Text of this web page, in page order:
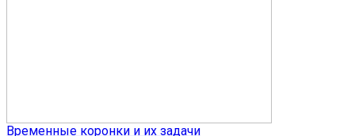
Временные коронки и их задачи